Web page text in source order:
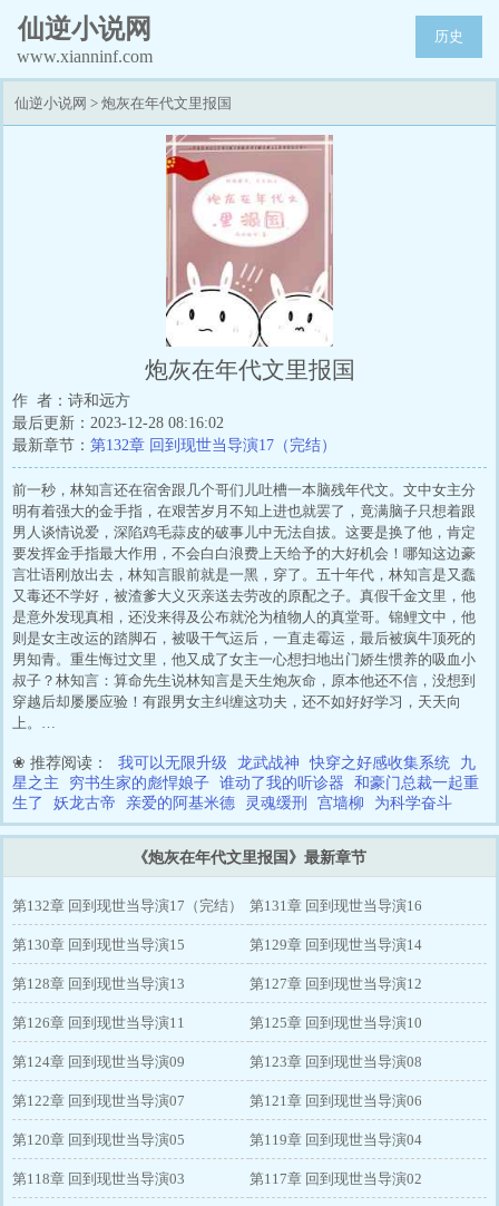
仙逆小说网
www.xianninf.com
历史
仙逆小说网 > 炮灰在年代文里报国
炮灰在年代文里报国
作 者：诗和远方
最后更新：2023-12-28 08:16:02
最新章节： 第132章 回到现世当导演17（完结）
前一秒，林知言还在宿舍跟几个哥们儿吐槽一本脑残年代文。文中女主分
明有着强大的金手指，在艰苦岁月不知上进也就罢了，竟满脑子只想着跟
男人谈情说爱，深陷鸡毛蒜皮的破事儿中无法自拔。这要是换了他，肯定
要发挥金手指最大作用，不会白白浪费上天给予的大好机会！哪知这边豪
言壮语刚放出去，林知言眼前就是一黑，穿了。五十年代，林知言是又蠢
又毒还不学好，被渣爹大义灭亲送去劳改的原配之子。真假千金文里，他
是意外发现真相，还没来得及公布就沦为植物人的真堂哥。锦鲤文中，他
则是女主改运的踏脚石，被吸干气运后，一直走霉运，最后被疯牛顶死的
男知青。重生悔过文里，他又成了女主一心想扫地出门娇生惯养的吸血小
叔子？林知言：算命先生说林知言是天生炮灰命，原本他还不信，没想到
穿越后却屡屡应验！有跟男女主纠缠这功夫，还不如好好学习，天天向
上。…
❀ 推荐阅读： 我可以无限升级 龙武战神 快穿之好感收集系统
九
星之主
穷书生家的彪悍娘子 谁动了我的听诊器
和豪门总裁一起重
生了
妖龙古帝 亲爱的阿基米德 灵魂缓刑 宫墙柳 为科学奋斗
《炮灰在年代文里报国》最新章节
第132章 回到现世当导演17（完结） 第131章 回到现世当导演16
第130章 回到现世当导演15 第129章 回到现世当导演14
第128章 回到现世当导演13 第127章 回到现世当导演12
第126章 回到现世当导演11 第125章 回到现世当导演10
第124章 回到现世当导演09 第123章 回到现世当导演08
第122章 回到现世当导演07 第121章 回到现世当导演06
第120章 回到现世当导演05 第119章 回到现世当导演04
第118章 回到现世当导演03 第117章 回到现世当导演02